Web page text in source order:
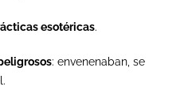
esotéricas.
: envenenaban, se